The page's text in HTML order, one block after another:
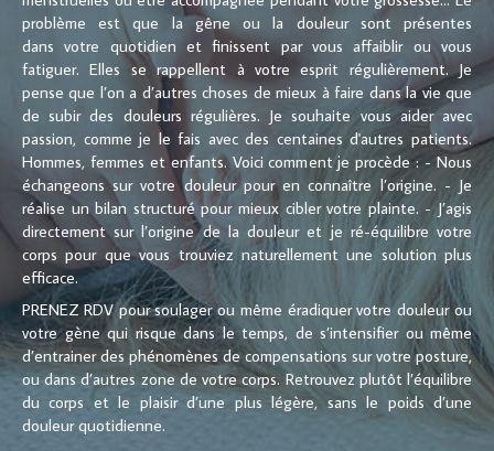
problème est que la gêne ou la douleur sont présentes
dans votre quotidien et finissent par vous affaiblir ou vous
fatiguer. Elles se rappellent à votre esprit régulièrement. Je
pense que l’on a d’autres choses de mieux à faire dans la vie que
de subir des douleurs régulières. Je souhaite vous aider avec
passion, comme je le fais avec des centaines d'autres patients.
Hommes, femmes et enfants. Voici comment je procède : - Nous
échangeons sur votre douleur pour en connaître l’origine. - Je
réalise un bilan structuré pour mieux cibler votre plainte. - J’agis
directement sur l’origine de la douleur et je ré-équilibre votre
corps pour que vous trouviez naturellement une solution plus
efficace.
PRENEZ RDV pour soulager ou même éradiquer votre douleur ou
votre gène qui risque dans le temps, de s’intensifier ou même
d’entrainer des phénomènes de compensations sur votre posture,
ou dans d’autres zone de votre corps. Retrouvez plutôt l’équilibre
du corps et le plaisir d’une plus légère, sans le poids d’une
douleur quotidienne.